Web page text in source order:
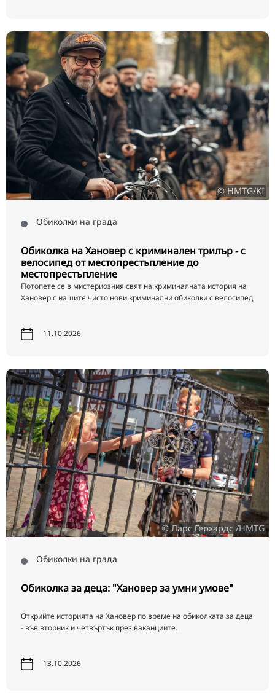
© HMTG/KI
Обиколки на града
Обиколка на Хановер с криминален трилър - с
велосипед от местопрестъпление до
местопрестъпление
Потопете се в мистериозния свят на криминалната история на
Хановер с нашите чисто нови криминални обиколки с велосипед
11.10.2026
© Ларс Герхардс /HMTG
Обиколки на града
Обиколка за деца: "Хановер за умни умове"
Открийте историята на Хановер по време на обиколката за деца
- във вторник и четвъртък през ваканциите.
13.10.2026